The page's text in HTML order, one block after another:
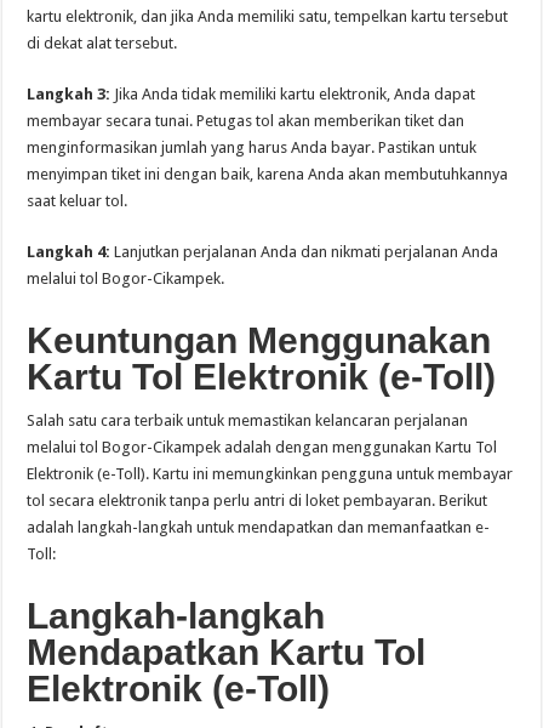
kartu elektronik, dan jika Anda memiliki satu, tempelkan kartu tersebut
di dekat alat tersebut.
Langkah 3: Jika Anda tidak memiliki kartu elektronik, Anda dapat
membayar secara tunai. Petugas tol akan memberikan tiket dan
menginformasikan jumlah yang harus Anda bayar. Pastikan untuk
menyimpan tiket ini dengan baik, karena Anda akan membutuhkannya
saat keluar tol.
Langkah 4: Lanjutkan perjalanan Anda dan nikmati perjalanan Anda
melalui tol Bogor-Cikampek.
Keuntungan Menggunakan
Kartu Tol Elektronik (e-Toll)
Salah satu cara terbaik untuk memastikan kelancaran perjalanan
melalui tol Bogor-Cikampek adalah dengan menggunakan Kartu Tol
Elektronik (e-Toll). Kartu ini memungkinkan pengguna untuk membayar
tol secara elektronik tanpa perlu antri di loket pembayaran. Berikut
adalah langkah-langkah untuk mendapatkan dan memanfaatkan e-
Toll:
Langkah-langkah
Mendapatkan Kartu Tol
Elektronik (e-Toll)